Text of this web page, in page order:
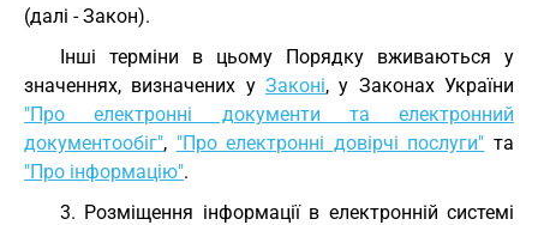
(далі - Закон).
Інші терміни в цьому Порядку вживаються у
значеннях, визначених у Законі, у Законах України
"Про електронні документи та електронний
документообіг", "Про електронні довірчі послуги" та
"Про інформацію".
3. Розміщення інформації в електронній системі